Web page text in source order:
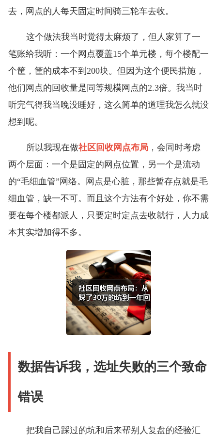
去，网点的人每天固定时间骑三轮车去收。
这个做法我当时觉得太麻烦了，但人家算了一
笔账给我听：一个网点覆盖15个单元楼，每个楼配一
个筐，筐的成本不到200块。但因为这个便民措施，
他们网点的回收量是同等规模网点的2.3倍。我当时
听完气得我当晚没睡好，这么简单的道理我怎么就没
想到呢。
所以我现在做社区回收网点布局，会同时考虑
两个层面：一个是固定的网点位置，另一个是流动
的“毛细血管”网络。网点是心脏，那些暂存点就是毛
细血管，缺一不可。而且这个方法有个好处，你不需
要在每个楼都派人，只要定时定点去收就行，人力成
本其实增加得不多。
数据告诉我，选址失败的三个致命
错误
把我自己踩过的坑和后来帮别人复盘的经验汇